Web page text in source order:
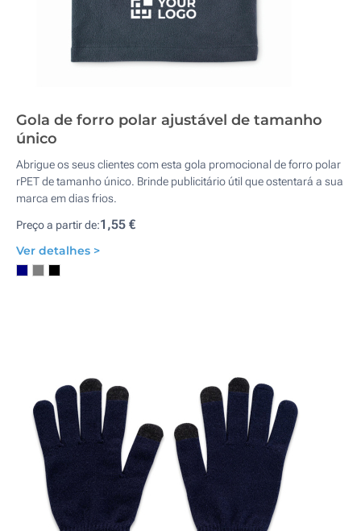
Gola de forro polar ajustável de tamanho
único
Abrigue os seus clientes com esta gola promocional de forro polar
rPET de tamanho único. Brinde publicitário útil que ostentará a sua
marca em dias frios.
Preço a partir de:1,55 €
Ver detalhes >